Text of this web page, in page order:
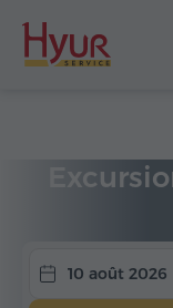
10 août 2026